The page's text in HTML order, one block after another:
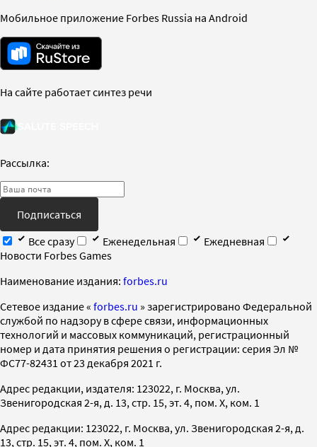
Мобильное приложение Forbes Russia на Android
На сайте работает синтез речи
Рассылка:
Подписаться
Все сразу
Еженедельная
Ежедневная
Новости Forbes Games
Наименование издания: forbes.ru
Cетевое издание « forbes.ru » зарегистрировано Федеральной
службой по надзору в сфере связи, информационных
технологий и массовых коммуникаций, регистрационный
номер и дата принятия решения о регистрации: серия Эл №
ФС77-82431 от 23 декабря 2021 г.
Адрес редакции, издателя: 123022, г. Москва, ул.
Звенигородская 2-я, д. 13, стр. 15, эт. 4, пом. X, ком. 1
Адрес редакции: 123022, г. Москва, ул. Звенигородская 2-я, д.
13, стр. 15, эт. 4, пом. X, ком. 1